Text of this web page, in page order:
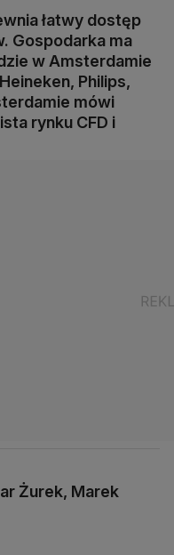
łatwy dostęp
Gospodarka ma
w Amsterdamie
Philips,
mówi
rynku CFD i
Żurek, Marek